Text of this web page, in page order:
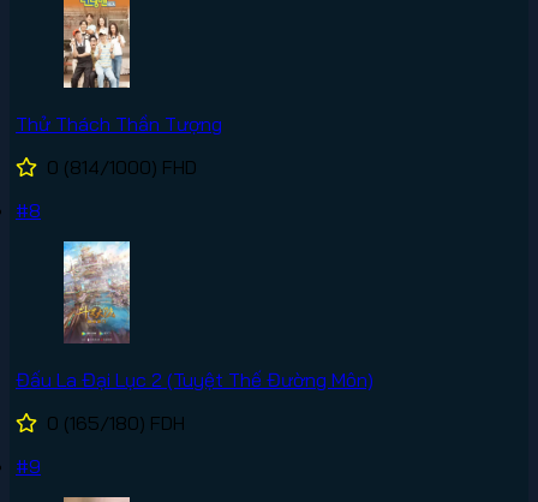
Thử Thách Thần Tượng
0 (814/1000) FHD
#8
Đấu La Đại Lục 2 (Tuyệt Thế Đường Môn)
0 (165/180) FDH
#9